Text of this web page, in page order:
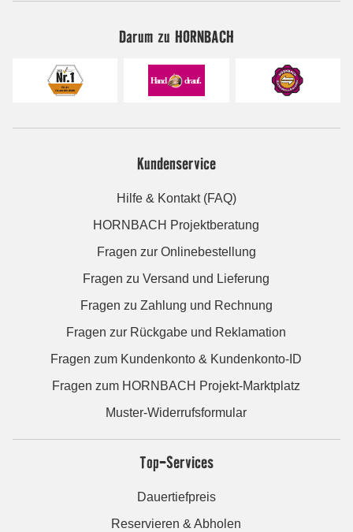
Darum zu HORNBACH
Kundenservice
Hilfe & Kontakt (FAQ)
HORNBACH Projektberatung
Fragen zur Onlinebestellung
Fragen zu Versand und Lieferung
Fragen zu Zahlung und Rechnung
Fragen zur Rückgabe und Reklamation
Fragen zum Kundenkonto & Kundenkonto-ID
Fragen zum HORNBACH Projekt-Marktplatz
Muster-Widerrufsformular
Top-Services
Dauertiefpreis
Reservieren & Abholen